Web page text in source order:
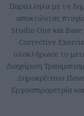
Παράλληλα με τη
αποκτώντας
Studio One και
Corrective
ολοκλήρωσε το
Διαχείριση
Δημοκρίτειου
Εργοσπιρομετρία